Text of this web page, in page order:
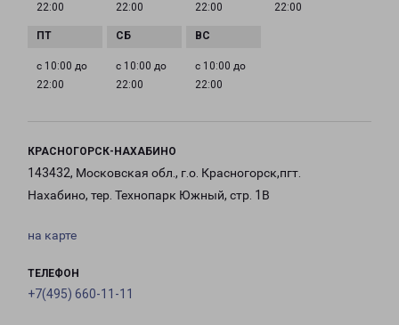
22:00
22:00
22:00
22:00
с 10:00 до
22:00
с 10:00 до
22:00
с 10:00 до
22:00
КРАСНОГОРСК-НАХАБИНО
143432, Московская обл., г.о. Красногорск,пгт.
Нахабино, тер. Технопарк Южный, стр. 1В
на карте
ТЕЛЕФОН
+7(495) 660-11-11